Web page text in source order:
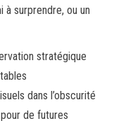
à surprendre, ou un
stratégique
dans l’obscurité
de futures